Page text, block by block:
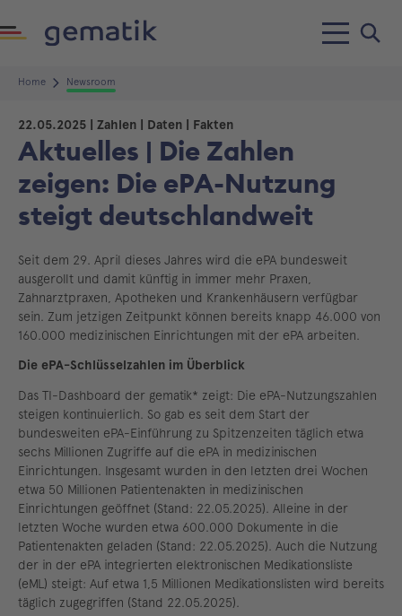
Home Newsroom
22.05.2025 | Zahlen | Daten | Fakten
Aktuelles | Die Zahlen
zeigen: Die ePA-Nutzung
steigt deutschlandweit
Seit dem 29. April dieses Jahres wird die ePA bundesweit
ausgerollt und damit künftig in immer mehr Praxen,
Zahnarztpraxen, Apotheken und Krankenhäusern verfügbar
sein. Zum jetzigen Zeitpunkt können bereits knapp 46.000 von
160.000 medizinischen Einrichtungen mit der ePA arbeiten.
Die ePA-Schlüsselzahlen im Überblick
Das TI-Dashboard der gematik* zeigt: Die ePA-Nutzungszahlen
steigen kontinuierlich. So gab es seit dem Start der
bundesweiten ePA-Einführung zu Spitzenzeiten täglich etwa
sechs Millionen Zugriffe auf die ePA in medizinischen
Einrichtungen. Insgesamt wurden in den letzten drei Wochen
etwa 50 Millionen Patientenakten in medizinischen
Einrichtungen geöffnet (Stand: 22.05.2025). Alleine in der
letzten Woche wurden etwa 600.000 Dokumente in die
Patientenakten geladen (Stand: 22.05.2025). Auch die Nutzung
der in der ePA integrierten elektronischen Medikationsliste
(eML) steigt: Auf etwa 1,5 Millionen Medikationslisten wird bereits
täglich zugegriffen (Stand 22.05.2025).